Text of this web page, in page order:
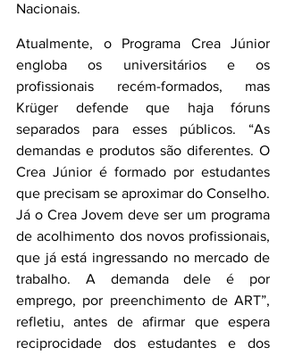
Nacionais.
Atualmente, o Programa Crea Júnior
engloba os universitários e os
profissionais recém-formados, mas
Krüger defende que haja fóruns
separados para esses públicos. “As
demandas e produtos são diferentes. O
Crea Júnior é formado por estudantes
que precisam se aproximar do Conselho.
Já o Crea Jovem deve ser um programa
de acolhimento dos novos profissionais,
que já está ingressando no mercado de
trabalho. A demanda dele é por
emprego, por preenchimento de ART”,
refletiu, antes de afirmar que espera
reciprocidade dos estudantes e dos